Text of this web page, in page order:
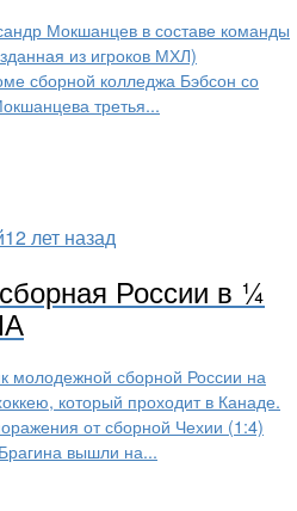
Мокшанцев в составе команды
из игроков МХЛ)
сборной колледжа Бэбсон со
третья...
12 лет назад
России в ¼
молодежной сборной России на
который проходит в Канаде.
от сборной Чехии (1:4)
вышли на...